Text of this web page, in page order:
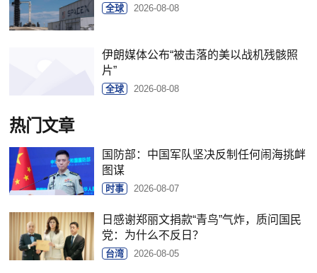
全球 2026-08-08
伊朗媒体公布“被击落的美以战机残骸照
片”
全球 2026-08-08
热门文章
国防部：中国军队坚决反制任何闹海挑衅
图谋
时事 2026-08-07
日感谢郑丽文捐款“青鸟”气炸，质问国民
党：为什么不反日？
台湾 2026-08-05